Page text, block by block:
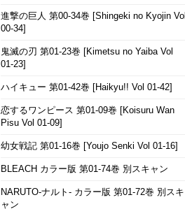
進撃の巨人 第00-34巻 [Shingeki no Kyojin Vol
00-34]
鬼滅の刃 第01-23巻 [Kimetsu no Yaiba Vol
01-23]
ハイキュー 第01-42巻 [Haikyu!! Vol 01-42]
恋するワンピース 第01-09巻 [Koisuru Wan
Pisu Vol 01-09]
幼女戦記 第01-16巻 [Youjo Senki Vol 01-16]
BLEACH カラー版 第01-74巻 別スキャン
NARUTO-ナルト- カラー版 第01-72巻 別スキ
ャン